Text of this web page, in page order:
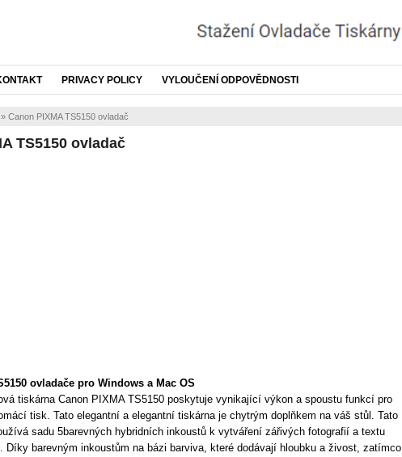
PRIVACY POLICY VYLOUČENÍ ODPOVĚDNOSTI
» Canon PIXMA TS5150 ovladač
TS5150 ovladač
ovladače pro Windows a Mac OS
tiskárna Canon PIXMA TS5150 poskytuje vynikající výkon a spoustu funkcí pro
tisk. Tato elegantní a elegantní tiskárna je chytrým doplňkem na váš stůl. Tato
sadu 5barevných hybridních inkoustů k vytváření zářivých fotografií a textu
Díky barevným inkoustům na bázi barviva, které dodávají hloubku a živost, zatímco